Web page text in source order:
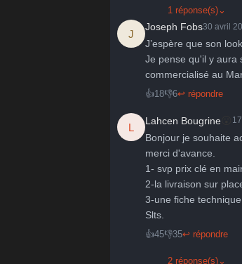
1 réponse(s) ⌄
J
Joseph Fobs30 avril
J’espère que son
Je pense qu'il y aura
commercialisé au
👍18👎6↩ répondre
L
Lahcen Bougrine
Bonjour je souhaite
merci d'avance.
1- svp prix clé en
2-la livraison sur
3-une fiche
Slts.
👍45👎35↩ répondre
2 réponse(s) ⌄